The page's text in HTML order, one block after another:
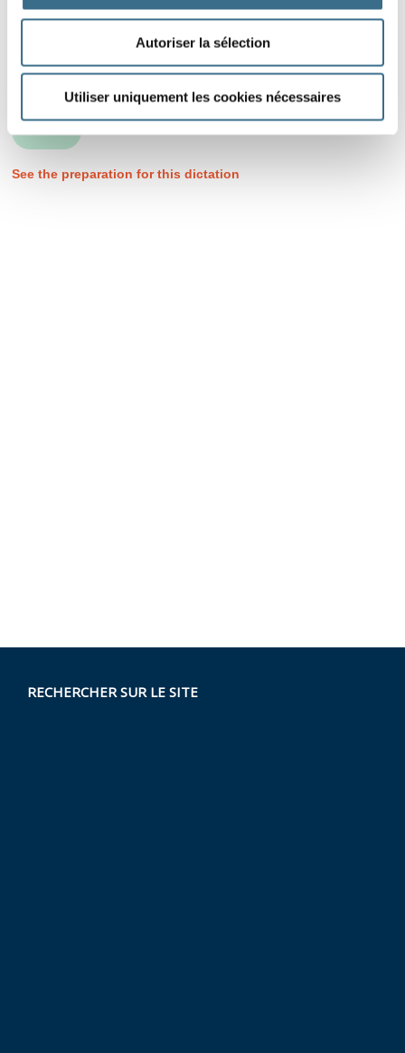
Autoriser la sélection
Utiliser uniquement les cookies nécessaires
See the preparation for this dictation
RECHERCHER SUR LE SITE